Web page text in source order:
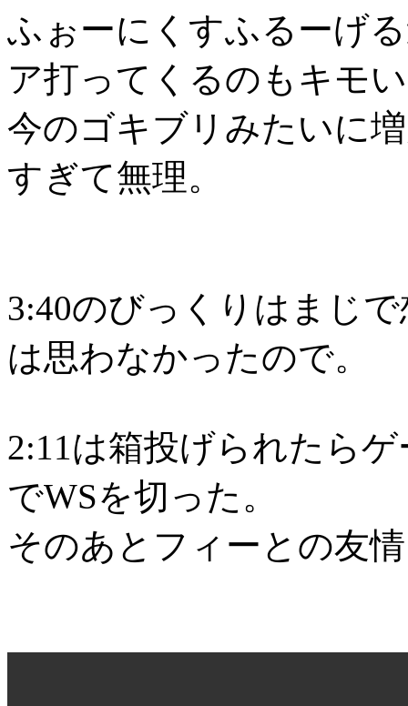
ふぉーにくすふるーげ
ア打ってくるのもキモ
今のゴキブリみたいに
すぎて無理。
3:40のびっくりはまじ
は思わなかったので。
2:11は箱投げられたら
でWSを切った。
そのあとフィーとの友